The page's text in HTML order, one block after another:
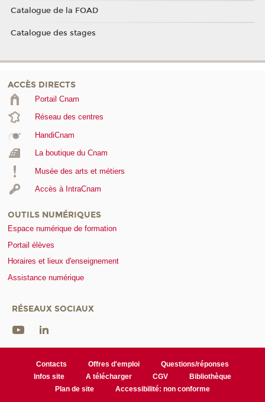
Catalogue de la FOAD
Catalogue des stages
ACCÈS DIRECTS
Portail Cnam
Réseau des centres
HandiCnam
La boutique du Cnam
Musée des arts et métiers
Accès à IntraCnam
OUTILS NUMÉRIQUES
Espace numérique de formation
Portail élèves
Horaires et lieux d'enseignement
Assistance numérique
RÉSEAUX SOCIAUX
Contacts Offres d'emploi
Questions/réponses
Infos site
A télécharger CGV
Bibliothèque
Plan de site
Accessibilité: non conforme